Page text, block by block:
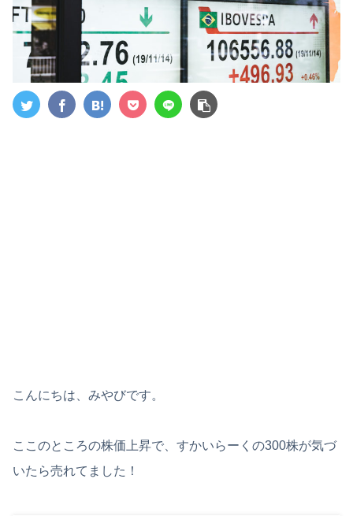
こんにちは、みやびです。
ここのところの株価上昇で、すかいらーくの300株が気づ
いたら売れてました！